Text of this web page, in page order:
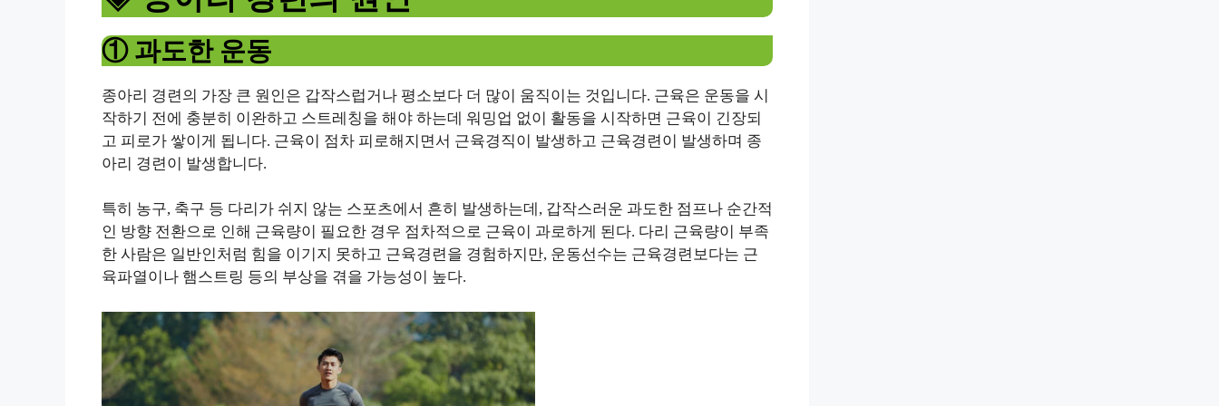
① 과도한 운동
종아리 경련의 가장 큰 원인은 갑작스럽거나 평소보다 더 많이 움직이는 것입니다. 근육은 운동을 시
작하기 전에 충분히 이완하고 스트레칭을 해야 하는데 워밍업 없이 활동을 시작하면 근육이 긴장되
고 피로가 쌓이게 됩니다. 근육이 점차 피로해지면서 근육경직이 발생하고 근육경련이 발생하며 종
아리 경련이 발생합니다.
특히 농구, 축구 등 다리가 쉬지 않는 스포츠에서 흔히 발생하는데, 갑작스러운 과도한 점프나 순간적
인 방향 전환으로 인해 근육량이 필요한 경우 점차적으로 근육이 과로하게 된다. 다리 근육량이 부족
한 사람은 일반인처럼 힘을 이기지 못하고 근육경련을 경험하지만, 운동선수는 근육경련보다는 근
육파열이나 햄스트링 등의 부상을 겪을 가능성이 높다.